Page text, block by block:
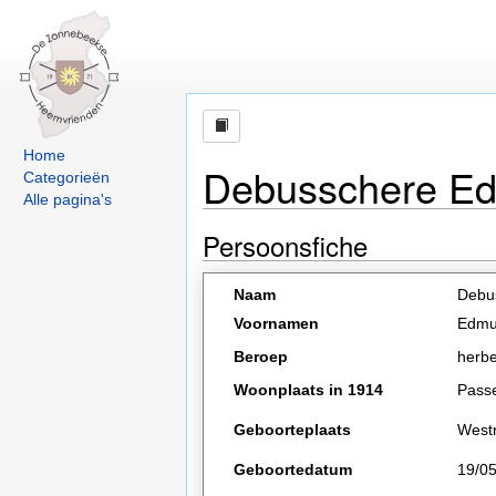
Home
Categorieën
Alle pagina's
Debusschere
Persoonsfiche
Naam
Voornamen
Beroep
Woonplaats in 1914
Geboorteplaats
Geboortedatum
19/